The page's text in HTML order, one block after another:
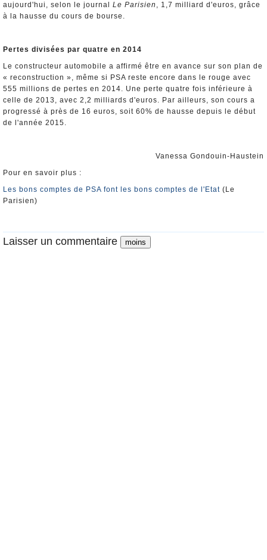
aujourd'hui, selon le journal Le Parisien , 1,7 milliard d'euros, grâce
à la hausse du cours de bourse.
Pertes divisées par quatre en 2014
Le constructeur automobile a affirmé être en avance sur son plan de
« reconstruction », même si PSA reste encore dans le rouge avec
555 millions de pertes en 2014. Une perte quatre fois inférieure à
celle de 2013, avec 2,2 milliards d'euros. Par ailleurs, son cours a
progressé à près de 16 euros, soit 60% de hausse depuis le début
de l'année 2015.
Vanessa Gondouin-Haustein
Pour en savoir plus :
Les bons comptes de PSA font les bons comptes de l'Etat (Le
Parisien)
Laisser un commentaire